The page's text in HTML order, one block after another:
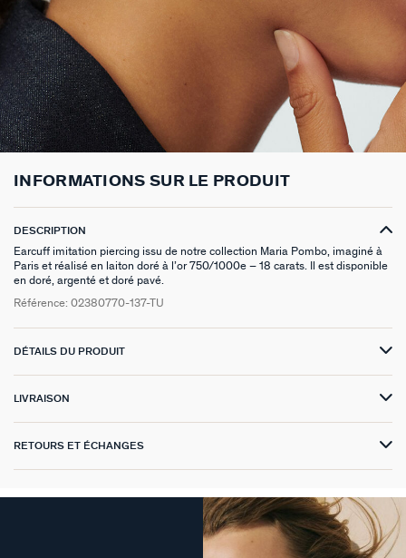
BOUCLES D'OREILLES À L'UNITÉ
BOUCLES D'OREILLES CLIPS
SET DE 3
BOUCLES D'OREILLES ARGENTÉES
BOUCLES D'OREILLES DORÉES
EARCUFFS
CRÉOLES À COMPOSER
SAUTOIRS
PENDENTIFS
COLLIERS DORÉS
COLLIERS ARGENTÉS
COLLIERS À COMPOSER
MANCHETTES
BRACELETS À COMPOSER
MONTRES
CHAÎNES DE CHEVILLE
BRACELETS DORÉS
BRACELETS ARGENTÉS
BAGUES ARGENTÉES
CHEVALIÈRES
ZODIAQUE
PAMPILLES CRÉOLES
BOUCLES D'OREILLES COMPATIBLES
BRACELETS COMPATIBLES
COLLIERS COMPATIBLES
NOS LOOKS
PIERCING HÉLIX & TRAGUS
PIERCINGS DORÉS
PIERCINGS ARGENTÉS
NOS LOOKS
FOULARDS
CEINTURES
PORTE CLÉS
ARGENT SIGNATURE
MADELEINE
TALISMANS
SACRE COEUR
ODÉON
CANDY
VESTIAIRES
SAINT HONORÉ
PALAIS ROYAL
SUR LA PEAU
MY AGATHA CLUB
NOUS REJOINDRE
NOUS CONTACTER
FAQ
INFORMATIONS SUR LE PRODUIT
DESCRIPTION
Earcuff imitation piercing issu de notre collection Maria Pombo, imaginé à
Paris et réalisé en laiton doré à l’or 750/1000e – 18 carats. Il est disponible
en doré, argenté et doré pavé.
Référence: 02380770-137-TU
DÉTAILS DU PRODUIT
LIVRAISON
RETOURS ET ÉCHANGES